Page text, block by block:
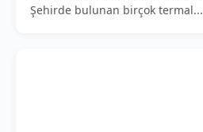
Şehirde bulunan birçok termal...